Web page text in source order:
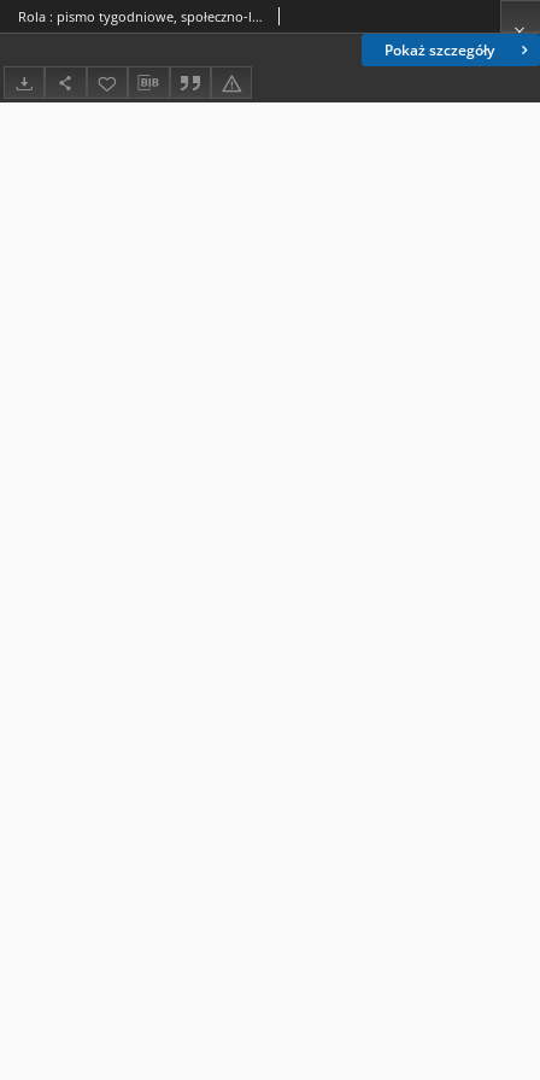
Pokaż szczegóły
Rola : pismo tygodniowe, społeczno-literackie / pod red. Jana Jeleńskiego R. 8, Nr 17 (14/26 kwietnia 1890)